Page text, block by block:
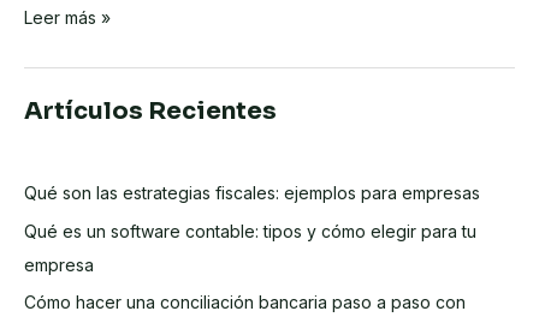
¿Cómo
visor
en
tu
negocio
para
Leer más »
Artículos Recientes
Qué son las estrategias fiscales: ejemplos para empresas
Qué es un software contable: tipos y cómo elegir para tu
empresa
Cómo hacer una conciliación bancaria paso a paso con